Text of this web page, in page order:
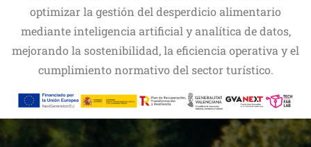
optimizar la gestión del desperdicio alimentario
mediante inteligencia artificial y analítica de datos,
mejorando la sostenibilidad, la eficiencia operativa y el
cumplimiento normativo del sector turístico.